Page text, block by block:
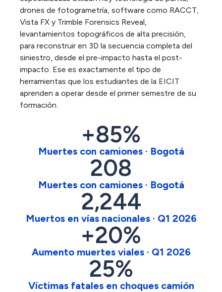
drones de fotogrametría, software como RACCT,
Vista FX y Trimble Forensics Reveal,
levantamientos topográficos de alta precisión,
para reconstruir en 3D la secuencia completa del
siniestro, desde el pre-impacto hasta el post-
impacto. Ese es exactamente el tipo de
herramientas que los estudiantes de la EICIT
aprenden a operar desde el primer semestre de su
formación.
Muertes con camiones · Bogotá
+85%
Muertes con camiones · Bogotá
208
Muertos en vías nacionales · Q1 2026
2,244
Aumento muertes viales · Q1 2026
+20%
Víctimas fatales en choques camión
25%